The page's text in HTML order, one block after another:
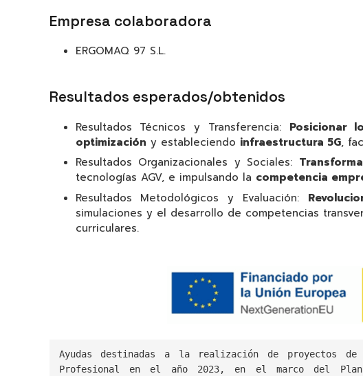
Empresa colaboradora
ERGOMAQ 97 S.L.
Resultados esperados/obtenidos
Resultados Técnicos y Transferencia: Posicionar
optimización y estableciendo infraestructura 5G,
Resultados Organizacionales y Sociales:
tecnologías AGV, e impulsando la competencia
Resultados Metodológicos y Evaluación:
simulaciones y el desarrollo de competencias
curriculares.
Ayudas destinadas a la realización de proyectos
Profesional en el año 2023, en el marco del